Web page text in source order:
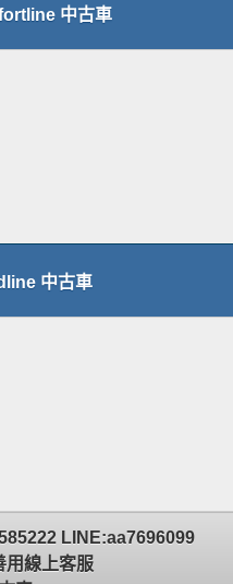
中古車
中古車
LINE:aa7696099
用線上客服